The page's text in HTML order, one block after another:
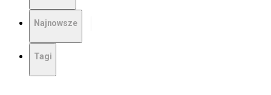
Najnowsze
Tagi